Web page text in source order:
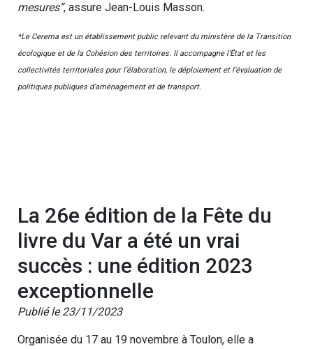
mesures”, assure Jean-Louis Masson.
*Le Cerema est un établissement public relevant du ministère de la Transition
écologique et de la Cohésion des territoires. Il accompagne l’État et les
collectivités territoriales pour l’élaboration, le déploiement et l’évaluation de
politiques publiques d’aménagement et de transport.
La 26e édition de la Fête du
livre du Var a été un vrai
succès : une édition 2023
exceptionnelle
Publié le 23/11/2023
Organisée du 17 au 19 novembre à Toulon, elle a